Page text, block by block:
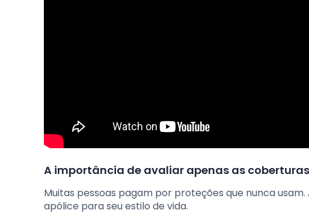
A importância de avaliar apenas as
Muitas pessoas pagam por proteções que nunca
apólice para seu estilo de vida.